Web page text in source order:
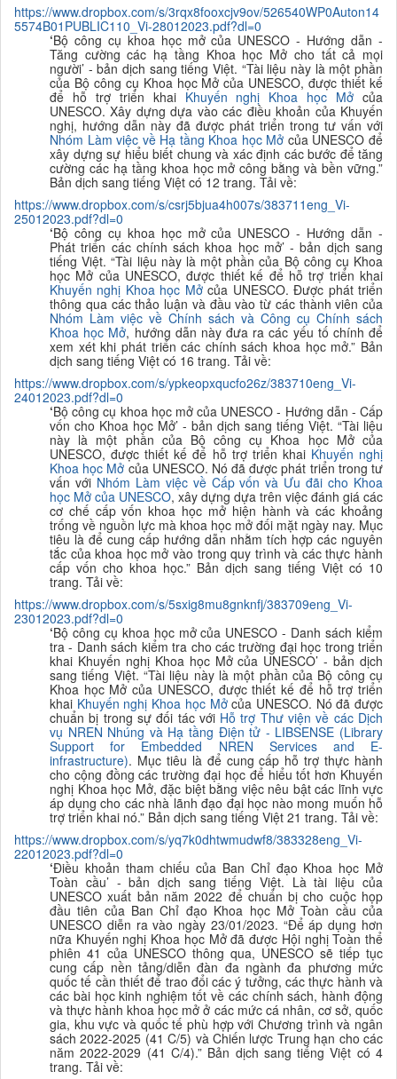
https://www.dropbox.com/s/3rqx8fooxcjv9ov/526540WP0Auton14
5574B01PUBLIC110_Vi-28012023.pdf?dl=0
‘Bộ công cụ khoa học mở của UNESCO - Hướng dẫn -
Tăng cường các hạ tầng Khoa học Mở cho tất cả mọi
người’ - bản dịch sang tiếng Việt. “Tài liệu này là một phần
của Bộ công cụ Khoa học Mở của UNESCO, được thiết kế
để hỗ trợ triển khai Khuyến nghị Khoa học Mở của
UNESCO. Xây dựng dựa vào các điều khoản của Khuyến
nghị, hướng dẫn này đã được phát triển trong tư vấn với
Nhóm Làmviệc về Hạ tầng Khoa học Mở của UNESCO để
xây dựng sự hiểu biết chung và xác định các bước để tăng
cường các hạ tầng khoa học mở công bằng và bền vững.”
Bản dịch sang tiếng Việt có 12 trang. Tải về:
https://www.dropbox.com/s/csrj5bjua4h007s/383711eng_Vi-
25012023.pdf?dl=0
‘Bộ công cụ khoa học mở của UNESCO - Hướng dẫn -
Phát triển các chính sách khoa học mở’ - bản dịch sang
tiếng Việt. “Tài liệu này là một phần của Bộ công cụ Khoa
học Mở của UNESCO, được thiết kế để hỗ trợ triển khai
Khuyến nghị Khoa học Mởcủa UNESCO. Được phát triển
thông qua các thảo luận và đầu vào từ các thành viên của
Nhóm Làm việc về Chính sách và Công cụ Chính sách
Khoa học Mở, hướng dẫn này đưa ra các yếu tố chính để
xem xét khi phát triển các chính sách khoa học mở.” Bản
dịch sang tiếng Việt có 16 trang. Tải về:
https://www.dropbox.com/s/ypkeopxqucfo26z/383710eng_Vi-
24012023.pdf?dl=0
‘Bộ công cụ khoa học mở của UNESCO - Hướng dẫn - Cấp
vốn cho Khoa học Mở’ - bản dịch sang tiếng Việt. “Tài liệu
này là một phần của Bộ công cụ Khoa học Mở của
UNESCO, được thiết kế để hỗ trợ triển khai Khuyến nghị
Khoa học Mở của UNESCO. Nó đã được phát triển trong tư
vấn với Nhóm Làm việc về Cấp vốn và Ưu đãi cho Khoa
học Mở của UNESCO, xây dựng dựa trên việc đánh giá các
cơ chế cấp vốn khoa học mở hiện hành và các khoảng
trống về nguồn lực mà khoa học mở đối mặt ngày nay. Mục
tiêu là để cung cấp hướng dẫn nhằm tích hợp các nguyên
tắc của khoa học mở vào trong quy trình và các thực hành
cấp vốn cho khoa học.” Bản dịch sang tiếng Việt có 10
trang. Tải về:
https://www.dropbox.com/s/5sxig8mu8gnknfj/383709eng_Vi-
23012023.pdf?dl=0
‘Bộ công cụ khoa học mở của UNESCO - Danh sách kiểm
tra - Danh sách kiểm tra cho các trường đại học trong triển
khai Khuyến nghị Khoa học Mở của UNESCO’ - bản dịch
sang tiếng Việt. “Tài liệu này là một phần của Bộ công cụ
Khoa học Mở của UNESCO, được thiết kế để hỗ trợ triển
khai Khuyến nghị Khoa học Mởcủa UNESCO. Nó đã được
chuẩn bị trong sự đối tác với Hỗ trợ Thư viện về các Dịch
vụ NREN Nhúng và Hạ tầng Điện tử - LIBSENSE (Library
Support for Embedded NREN Services and E-
infrastructure). Mục tiêu là để cung cấp hỗ trợ thực hành
cho cộng đồng các trường đại học để hiểu tốt hơn Khuyến
nghị Khoa học Mở, đặc biệt bằng việc nêu bật các lĩnh vực
áp dụng cho các nhà lãnh đạo đại học nào mong muốn hỗ
trợ triển khai nó.” Bản dịch sang tiếng Việt 21 trang. Tải về:
https://www.dropbox.com/s/yq7k0dhtwmudwf8/383328eng_Vi-
22012023.pdf?dl=0
‘Điều khoản tham chiếu của Ban Chỉ đạo Khoa học Mở
Toàn cầu’ - bản dịch sang tiếng Việt. Là tài liệu của
UNESCO xuất bản năm 2022 để chuẩn bị cho cuộc họp
đầu tiên của Ban Chỉ đạo Khoa học Mở Toàn cầu của
UNESCO diễn ra vào ngày 23/01/2023. “Để áp dụng hơn
nữa Khuyến nghị Khoa học Mở đã được Hội nghị Toàn thể
phiên 41 của UNESCO thông qua, UNESCO sẽ tiếp tục
cung cấp nền tảng/diễn đàn đa ngành đa phương mức
quốc tế cần thiết để trao đổi các ý tưởng, các thực hành và
các bài học kinh nghiệm tốt về các chính sách, hành động
và thực hành khoa học mở ở các mức cá nhân, cơ sở, quốc
gia, khu vực và quốc tế phù hợp với Chương trình và ngân
sách 2022-2025 (41 C/5) và Chiến lược Trung hạn cho các
năm 2022-2029 (41 C/4).” Bản dịch sang tiếng Việt có 4
trang. Tải về: